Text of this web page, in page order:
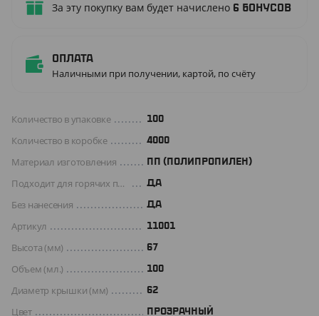
За эту покупку вам будет начислено 6 бонусов
Оплата
Наличными при получении, картой, по счёту
Количество в упаковке 100
Количество в коробке 4000
Материал изготовления ПП (ПОЛИПРОПИЛЕН)
Подходит для горячих продуктов ДА
Без нанесения ДА
Артикул 11001
Высота (мм) 67
Объем (мл.) 100
Диаметр крышки (мм) 62
Цвет ПРОЗРАЧНЫЙ